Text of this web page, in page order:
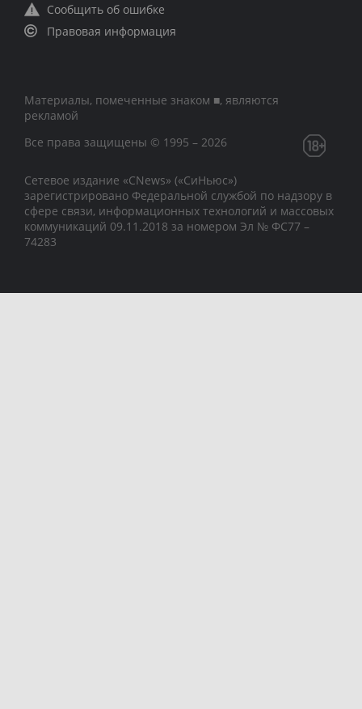
Сообщить об ошибке
Правовая информация
Материалы, помеченные знаком ■, являются
рекламой
Все права защищены © 1995 – 2026
Сетевое издание «CNews» («СиНьюс»)
зарегистрировано Федеральной службой по надзору в
сфере связи, информационных технологий и массовых
коммуникаций 09.11.2018 за номером Эл № ФС77 –
74283